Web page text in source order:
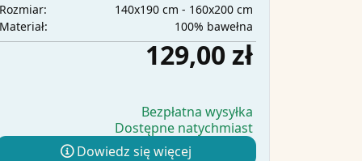
Rozmiar:
140x190 cm - 160x200 cm
Materiał:
100% bawełna
129,00 zł
Bezpłatna wysyłka
Dostępne natychmiast
Dowiedz się więcej